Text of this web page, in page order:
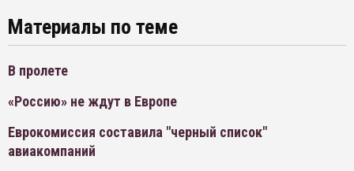
Материалы по теме
В пролете
«Россию» не ждут в Европе
Еврокомиссия составила "черный список"
авиакомпаний